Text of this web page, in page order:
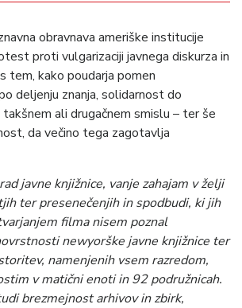
obravnava ameriške institucije
proti vulgarizaciji javnega diskurza in
tem, kako poudarja pomen
deljenju znanja, solidarnost do
ali drugačnem smislu – ter še
da večino tega zagotavlja
javne knjižnice, vanje zahajam v želji
ter presenečenjih in spodbudi, ki jih
filma nisem poznal
newyorške javne knjižnice ter
namenjenih vsem razredom,
v matični enoti in 92 podružnicah.
brezmejnost arhivov in zbirk,